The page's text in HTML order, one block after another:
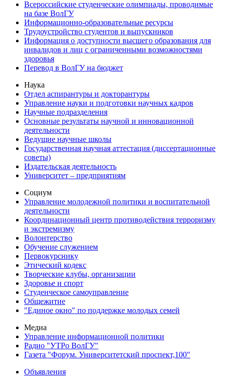
Всероссийские студенческие олимпиады, проводимые
на базе ВолГУ
Информационно-образовательные ресурсы
Трудоустройство студентов и выпускников
Информация о доступности высшего образования для
инвалидов и лиц с ограниченными возможностями
здоровья
Перевод в ВолГУ на бюджет
Наука
Отдел аспирантуры и докторантуры
Управление науки и подготовки научных кадров
Научные подразделения
Основные результаты научной и инновационной
деятельности
Ведущие научные школы
Государственная научная аттестация (диссертационные
советы)
Издательская деятельность
Университет – предприятиям
Социум
Управление молодежной политики и воспитательной
деятельности
Координационный центр противодействия терроризму
и экстремизму
Волонтерство
Обучение служением
Первокурснику
Этический кодекс
Творческие клубы, организации
Здоровье и спорт
Студенческое самоуправление
Общежитие
"Единое окно" по поддержке молодых семей
Медиа
Управление информационной политики
Радио "УТРо ВолГУ"
Газета "Форум. Университетский проспект,100"
Объявления